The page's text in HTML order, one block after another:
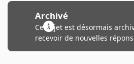
Archivé
Ce sujet est désormais
recevoir de nouvelles